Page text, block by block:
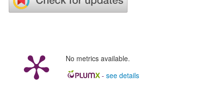
No metrics available.
- see details